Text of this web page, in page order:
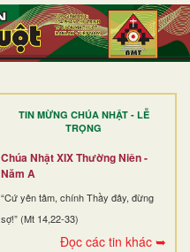
TIN MỪNG CHÚA NHẬT - LỄ
TRỌNG
Chúa Nhật XIX Thường Niên -
Năm A
“Cứ yên tâm, chính Thầy đây, đừng
sợ!” (Mt 14,22-33)
Đọc các tin khác ➥